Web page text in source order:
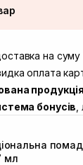
вул.
вул.
вул. Івана
вул.
вул.
на суму
оплата
продукція
бонусів
мл